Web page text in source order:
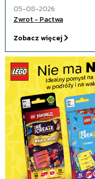
05-08-2026
Zwrot - Pactwa
Zobacz więcej